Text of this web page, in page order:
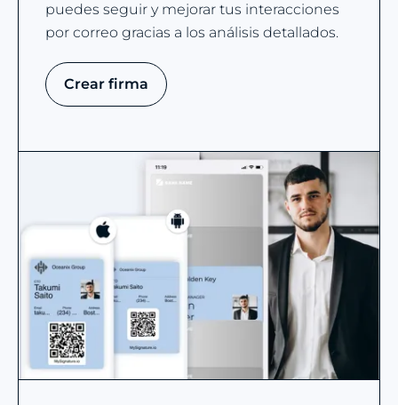
puedes seguir y mejorar tus interacciones
por correo gracias a los análisis detallados.
Crear firma